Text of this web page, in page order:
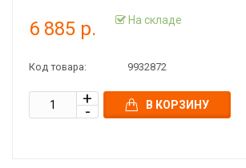
6 885 р. На складе
Код товара: 9932872
В КОРЗИНУ